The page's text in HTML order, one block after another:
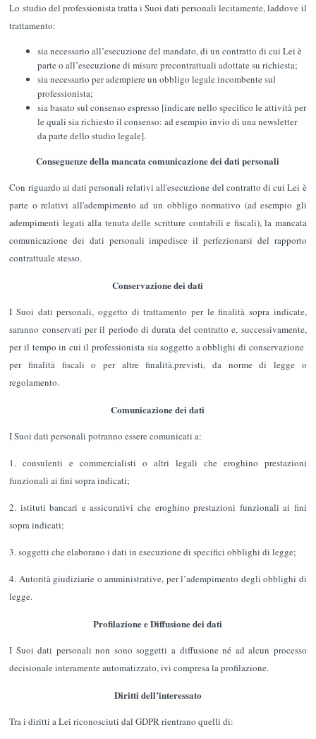
Lo studio del professionista tratta i Suoi dati personali lecitamente, laddove il
trattamento:
sia necessario all’esecuzione del mandato, di un contratto di cui Lei è
parte o all’esecuzione di misure precontrattuali adottate su richiesta;
sia necessario per adempiere un obbligo legale incombente sul
professionista;
sia basato sul consenso espresso [indicare nello specifico le attività per
le quali sia richiesto il consenso: ad esempio invio di una newsletter
da parte dello studio legale].
Conseguenze della mancata comunicazione dei dati personali
Con riguardo ai dati personali relativi all'esecuzione del contratto di cui Lei è
parte o relativi all'adempimento ad un obbligo normativo (ad esempio gli
adempimenti legati alla tenuta delle scritture contabili e fiscali), la mancata
comunicazione dei dati personali impedisce il perfezionarsi del rapporto
contrattuale stesso.
Conservazione dei dati
I Suoi dati personali, oggetto di trattamento per le finalità sopra indicate,
saranno conservati per il periodo di durata del contratto e, successivamente,
per il tempo in cui il professionista sia soggetto a obblighi di conservazione
per finalità fiscali o per altre finalità,previsti, da norme di legge o
regolamento.
Comunicazione dei dati
I Suoi dati personali potranno essere comunicati a:
1. consulenti e commercialisti o altri legali che eroghino prestazioni
funzionali ai fini sopra indicati;
2. istituti bancari e assicurativi che eroghino prestazioni funzionali ai fini
sopra indicati;
3. soggetti che elaborano i dati in esecuzione di specifici obblighi di legge;
4. Autorità giudiziarie o amministrative, per l’adempimento degli obblighi di
legge.
Profilazione e Diffusione dei dati
I Suoi dati personali non sono soggetti a diffusione né ad alcun processo
decisionale interamente automatizzato, ivi compresa la profilazione.
Diritti dell’interessato
Tra i diritti a Lei riconosciuti dal GDPR rientrano quelli di: